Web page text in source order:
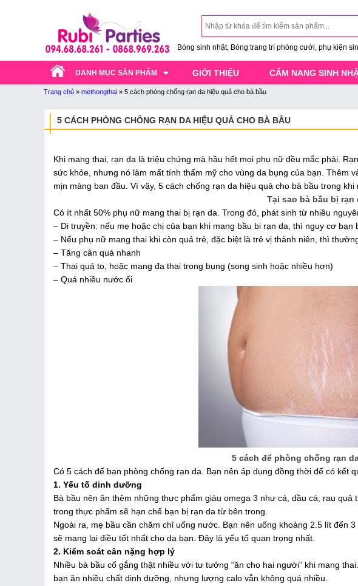
Bóng sinh nhật, Bóng trang trí phòng cưới, phụ kiện
DANH MỤC SẢN PHẨM GIỚI THIỆU CẨM NANG SINH
Trang chủ » methongthai » 5 cách phòng chống rạn da hiệu quả cho bà bầu
5 CÁCH PHÒNG CHỐNG RẠN DA HIỆU QUẢ CHO BÀ BẦU
Khi mang thai, rạn da là triệu chứng mà hầu hết mọi phụ nữ đều mắc phải.
sức khỏe, nhưng nó làm mất tính thẩm mỹ cho vùng da bụng của bạn. Thêm
mịn màng ban đầu. Vì vậy, 5 cách chống rạn da hiệu quả cho bà bầu trong
Tại sao bà bầu bị rạn
Có ít nhất 50% phụ nữ mang thai bị rạn da. Trong đó, phát sinh từ nhiều
– Di truyền: nếu mẹ hoặc chị của bạn khi mang bầu bi rạn da, thì nguy cơ bạn
– Nếu phụ nữ mang thai khi còn quá trẻ, đặc biệt là trẻ vị thành niên, thì
– Tăng cân quá nhanh
– Thai quá to, hoặc mang đa thai trong bụng (song sinh hoặc nhiều hơn)
– Quá nhiều nước ối
5 cách để phòng chống rạn
Có 5 cách để bạn phòng chống rạn da. Bạn nên áp dụng đồng thời để có kết
1. Yếu tố dinh dưỡng
Bà bầu nên ăn thêm những thực phẩm giàu omega 3 như cá, dầu cá, rau
trong thực phẩm sẽ hạn chế bạn bị rạn da từ bên trong.
Ngoài ra, mẹ bầu cần chăm chỉ uống nước. Bạn nên uống khoảng 2.5 lít đến
sẽ mang lại điều tốt nhất cho da bạn. Đây là yếu tố quan trọng nhất.
2. Kiểm soát cân nặng hợp lý
Nhiều bà bầu cố gắng thật nhiều với tư tưởng “ăn cho hai người” khi mang
bạn ăn nhiều chất dinh dưỡng, nhưng lượng calo vẫn không quá nhiều.